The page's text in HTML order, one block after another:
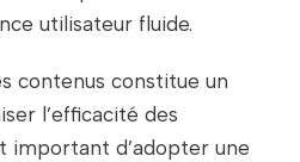
utilisateur fluide.
contenus constitue un
l’efficacité des
important d’adopter une